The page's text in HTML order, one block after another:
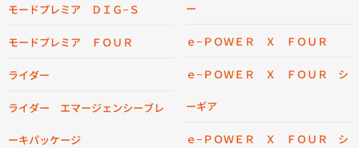
モードプレミア ＤＩＧ−Ｓ
モードプレミア ＦＯＵＲ
ライダー
ライダー エマージェンシーブレ
ーキパッケージ
ー
ｅ−ＰＯＷＥＲ Ｘ ＦＯＵＲ
ｅ−ＰＯＷＥＲ Ｘ ＦＯＵＲ シ
ーギア
ｅ−ＰＯＷＥＲ Ｘ ＦＯＵＲ シ